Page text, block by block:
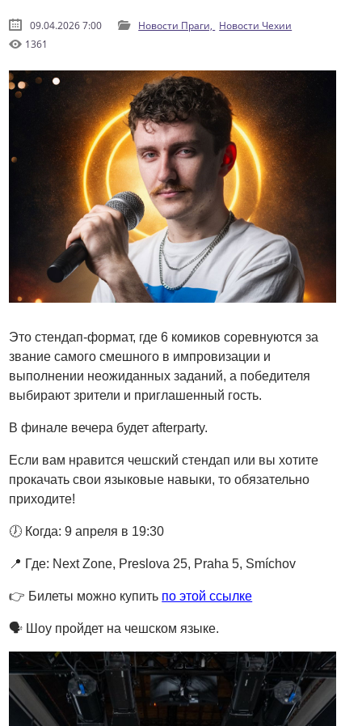
09.04.2026 7:00 Новости Праги, Новости Чехии
1361
Это стендап-формат, где 6 комиков соревнуются за
звание самого смешного в импровизации и
выполнении неожиданных заданий, а победителя
выбирают зрители и приглашенный гость.
В финале вечера будет afterparty.
Если вам нравится чешский стендап или вы хотите
прокачать свои языковые навыки, то обязательно
приходите!
🕖 Когда: 9 апреля в 19:30
📍 Где: Next Zone, Preslova 25, Praha 5, Smíchov
👉 Билеты можно купить по этой ссылке
🗣 Шоу пройдет на чешском языке.